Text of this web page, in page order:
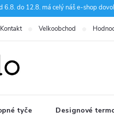
6.8. do 12.8. má celý náš e-shop
Kontakt Velkoobchod
tyče Designové